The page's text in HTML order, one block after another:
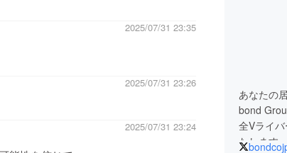
2025/07/31 23:35
2025/07/31 23:26
2025/07/31 23:24
あなたの
bond
全Vライ
たします